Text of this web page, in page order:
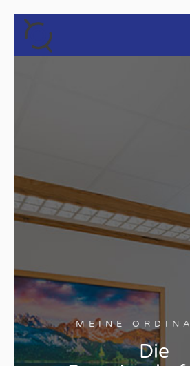
MEINE
Die